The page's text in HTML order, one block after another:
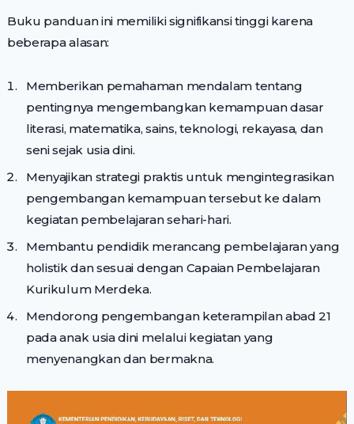
Buku panduan ini memiliki signifikansi tinggi karena
beberapa alasan:
Memberikan pemahaman mendalam tentang
pentingnya mengembangkan kemampuan dasar
literasi, matematika, sains, teknologi, rekayasa, dan
seni sejak usia dini.
Menyajikan strategi praktis untuk mengintegrasikan
pengembangan kemampuan tersebut ke dalam
kegiatan pembelajaran sehari-hari.
Membantu pendidik merancang pembelajaran yang
holistik dan sesuai dengan Capaian Pembelajaran
Kurikulum Merdeka.
Mendorong pengembangan keterampilan abad 21
pada anak usia dini melalui kegiatan yang
menyenangkan dan bermakna.